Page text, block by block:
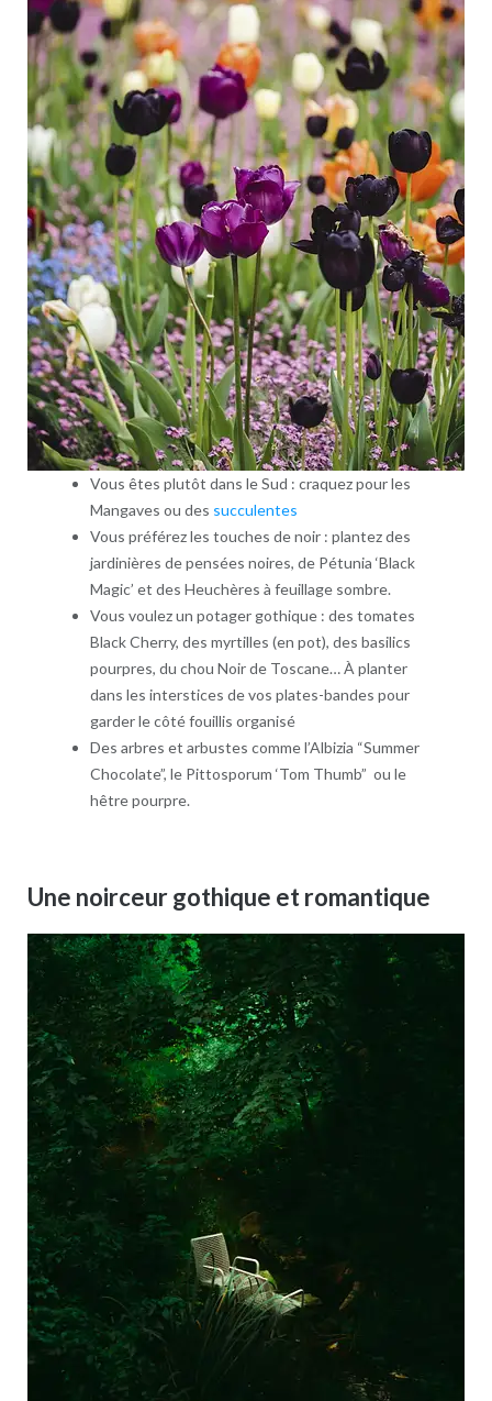
Vous êtes plutôt dans le Sud : craquez pour les
Mangaves ou des succulentes
Vous préférez les touches de noir : plantez des
jardinières de pensées noires, de Pétunia ‘Black
Magic’ et des Heuchères à feuillage sombre.
Vous voulez un potager gothique : des tomates
Black Cherry, des myrtilles (en pot), des basilics
pourpres, du chou Noir de Toscane… À planter
dans les interstices de vos plates-bandes pour
garder le côté fouillis organisé
Des arbres et arbustes comme l’Albizia “Summer
Chocolate”, le Pittosporum ‘Tom Thumb” ou le
hêtre pourpre.
Une noirceur gothique et romantique